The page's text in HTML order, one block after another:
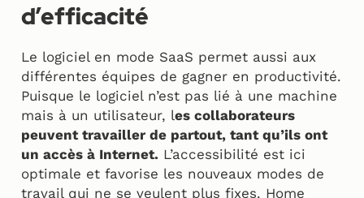
d’efficacité
Le logiciel en mode SaaS permet aussi aux
différentes équipes de gagner en productivité.
Puisque le logiciel n’est pas lié à une machine
mais à un utilisateur, les collaborateurs
peuvent travailler de partout, tant qu’ils ont
un accès à Internet. L’accessibilité est ici
optimale et favorise les nouveaux modes de
travail qui ne se veulent plus fixes. Home